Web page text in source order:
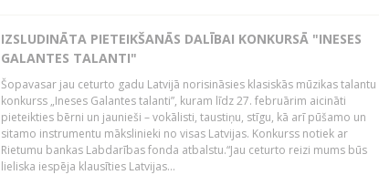
IZSLUDINĀTA PIETEIKŠANĀS DALĪBAI KONKURSĀ "INESES
GALANTES TALANTI"
Šopavasar jau ceturto gadu Latvijā norisināsies klasiskās mūzikas talantu
konkurss „Ineses Galantes talanti”, kuram līdz 27. februārim aicināti
pieteikties bērni un jaunieši – vokālisti, taustiņu, stīgu, kā arī pūšamo un
sitamo instrumentu mākslinieki no visas Latvijas. Konkurss notiek ar
Rietumu bankas Labdarības fonda atbalstu.“Jau ceturto reizi mums būs
lieliska iespēja klausīties Latvijas...